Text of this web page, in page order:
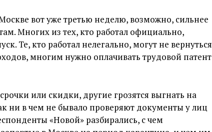
вот уже третью неделю, возможно, сильнее
Многих из тех, кто работал официально,
Те, кто работал нелегально, могут не вернуться
многим нужно оплачивать трудовой патент
или скидки, другие грозятся выгнать на
ни в чем не бывало проверяют документы у лиц
«Новой» разбирались, с чем